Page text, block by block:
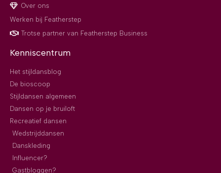
Over ons
Werken bij Featherstep
Trotse partner van Featherstep Business
Kenniscentrum
Het stijldansblog
De bioscoop
Stijldansen algemeen
Dansen op je bruiloft
Recreatief dansen
Wedstrijddansen
Danskleding
Influencer?
Gastbloggen?